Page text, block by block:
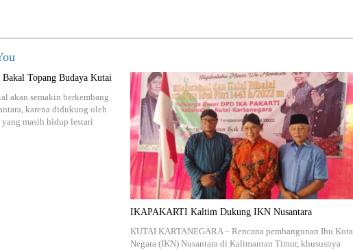
Topang Budaya Kutai
akan semakin berkembang
karena didukung oleh
masih hidup lestari
IKAPAKARTI Kaltim Dukung IKN Nusantara
KUTAI KARTANEGARA – Rencana pembangunan Ibu Kota
Negara (IKN) Nusantara di Kalimantan Timur, khususnya